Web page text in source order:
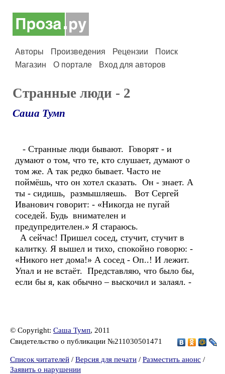
Авторы Произведения Рецензии
Поиск
Магазин
О портале Вход для авторов
Странные люди - 2
Саша Тумп
- Странные люди бывают. Говорят - и
думают о том, что те, кто слушает, думают о
том же. А так редко бывает. Часто не
поймёшь, что он хотел сказать. Он - знает. А
ты - сидишь, размышляешь. Вот Сергей
Иванович говорит: - «Никогда не пугай
соседей. Будь внимателен и
предупредителен.» Я стараюсь.
А сейчас! Пришел сосед, стучит, стучит в
калитку. Я вышел и тихо, спокойно говорю: -
«Никого нет дома!» А сосед - Оп..! И лежит.
Упал и не встаёт. Представляю, что было бы,
если бы я, как обычно – выскочил и залаял. -
© Copyright: Саша Тумп, 2011
Свидетельство о публикации №211030501471
Список читателей / Версия для печати / Разместить анонс /
Заявить о нарушении